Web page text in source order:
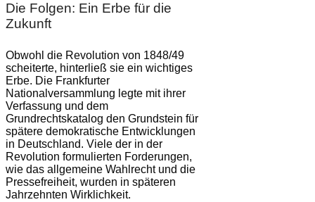
Die Folgen: Ein Erbe für die
Zukunft
Obwohl die Revolution von 1848/49
scheiterte, hinterließ sie ein wichtiges
Erbe. Die Frankfurter
Nationalversammlung legte mit ihrer
Verfassung und dem
Grundrechtskatalog den Grundstein für
spätere demokratische Entwicklungen
in Deutschland. Viele der in der
Revolution formulierten Forderungen,
wie das allgemeine Wahlrecht und die
Pressefreiheit, wurden in späteren
Jahrzehnten Wirklichkeit.